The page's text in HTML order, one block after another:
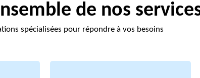
de nos
spécialisées pour répondre à vos besoins